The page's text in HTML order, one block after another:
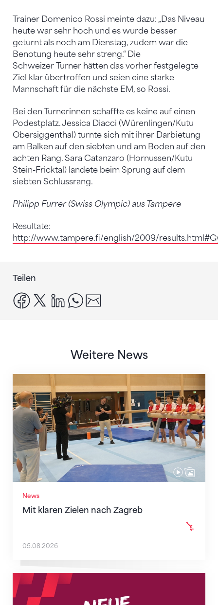
Trainer Domenico Rossi meinte dazu: „Das Niveau
heute war sehr hoch und es wurde besser
geturnt als noch am Dienstag, zudem war die
Benotung heute sehr streng.“ Die
Schweizer Turner hätten das vorher festgelegte
Ziel klar übertroffen und seien eine starke
Mannschaft für die nächste EM, so Rossi.
Bei den Turnerinnen schaffte es keine auf einen
Podestplatz. Jessica Diacci (Würenlingen/Kutu
Obersiggenthal) turnte sich mit ihrer Darbietung
am Balken auf den siebten und am Boden auf den
achten Rang. Sara Catanzaro (Hornussen/Kutu
Stein-Fricktal) landete beim Sprung auf dem
siebten Schlussrang.
Philipp Furrer (Swiss Olympic) aus Tampere
Resultate:
http://www.tampere.fi/english/2009/
Teilen
facebook
x linkedinwhatsapp
Weitere News
News
Mit klaren Zielen nach Zagreb
Mit klaren Zielen nach Zagreb
05.08.2026
Neue Empfangszeiten ab 1. August 2026